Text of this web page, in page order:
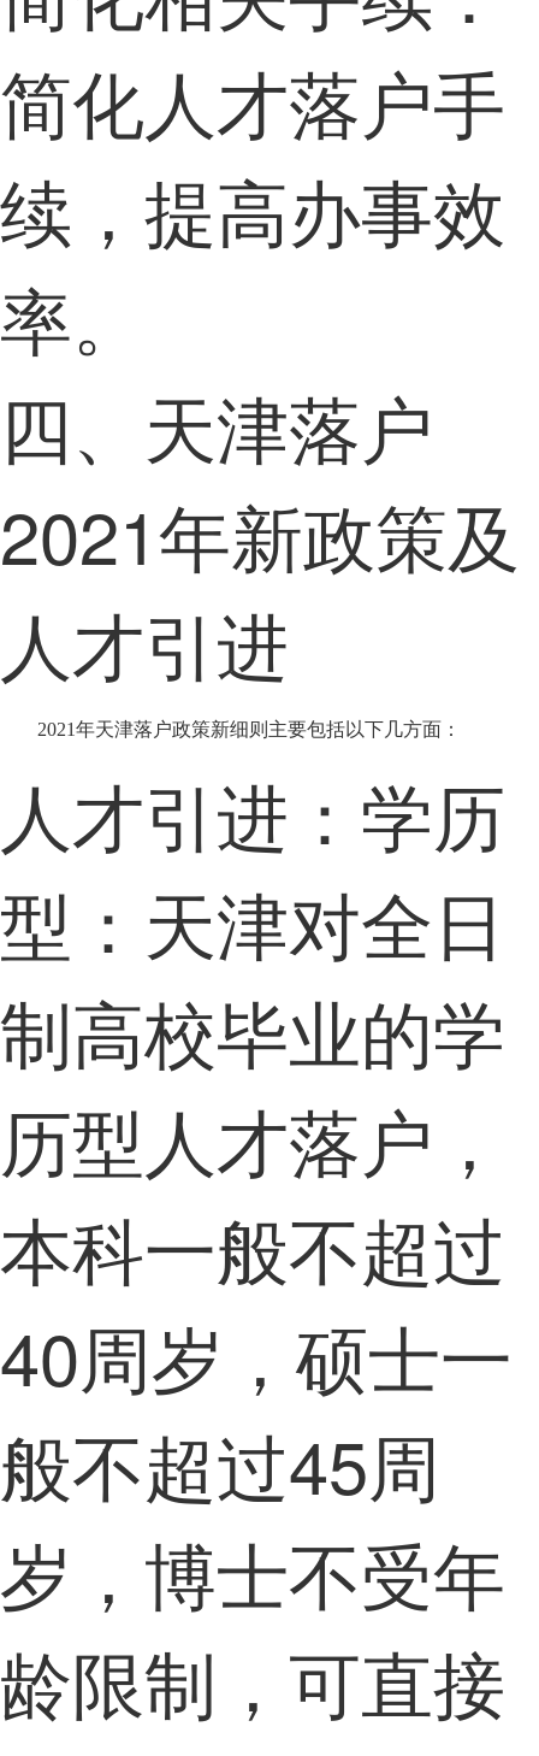
简化人才落户手
续，提高办事效
率。
四、天津落户
2021年新政策及
人才引进
2021年天津落户政策新细则主要包括以下几方面：
人才引进：学历
型：天津对全日
制高校毕业的学
历型人才落户，
本科一般不超过
40周岁，硕士一
般不超过45周
岁，博士不受年
龄限制，可直接